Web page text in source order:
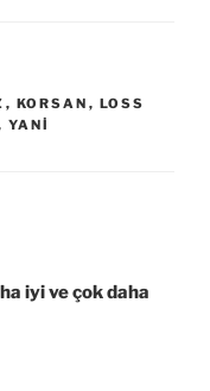
, KORSAN , LOSS
YANI
iyi ve çok daha